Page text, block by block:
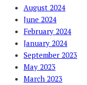
August 2024
June 2024
February 2024
January 2024
September 2023
May 2023
March 2023